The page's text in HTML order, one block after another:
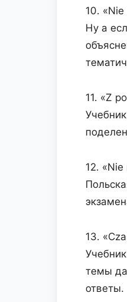
10.
Ну а
11. «Z
12.
13.
темы
ответы.